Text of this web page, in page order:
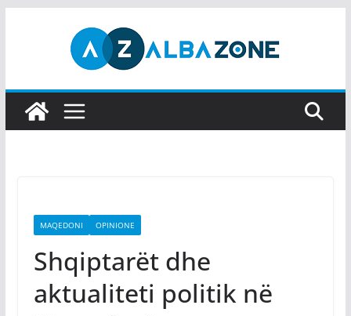
MAQEDONI OPINIONE
Shqiptarët dhe
aktualiteti politik në